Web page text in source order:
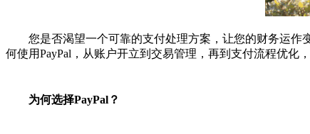
您是否渴望一个可靠的支付处理方案，让您的财务运作变
何使用PayPal，从账户开立到交易管理，再到支付流程优化
为何选择PayPal？